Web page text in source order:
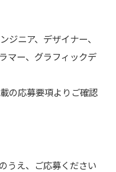
ジニア、デザイナー、
マー、グラフィックデ
の応募要項よりご確認
うえ、ご応募ください